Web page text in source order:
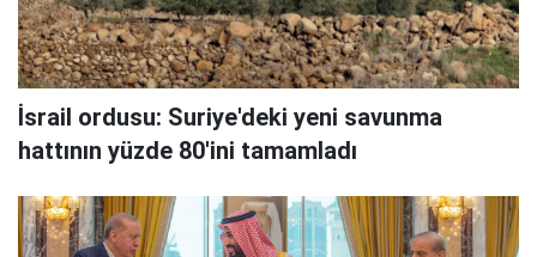
İsrail ordusu: Suriye'deki yeni savunma
hattının yüzde 80'ini tamamladı